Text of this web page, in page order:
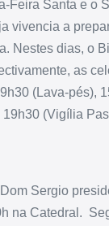
Feira Santa e o
vivencia a
Nestes dias, o
as
(Lava-pés),
(Vigília
Sergio
na Catedral.